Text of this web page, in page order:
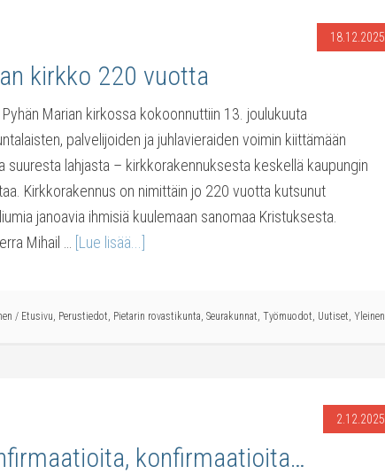
18.12.2025
kirkko 220 vuotta
Pyhän Marian kirkossa kokoonnuttiin 13. joulukuuta
palvelijoiden ja juhlavieraiden voimin kiittämään
suuresta lahjasta – kirkkorakennuksesta keskellä kaupungin
Kirkkorakennus on nimittäin jo 220 vuotta kutsunut
janoavia ihmisiä kuulemaan sanomaa Kristuksesta.
Mihail …
[Lue lisää...]
/ Etusivu, Perustiedot, Pietarin rovastikunta, Seurakunnat, Työmuodot, Uutiset, Yleinen
2.12.2025
konfirmaatioita…